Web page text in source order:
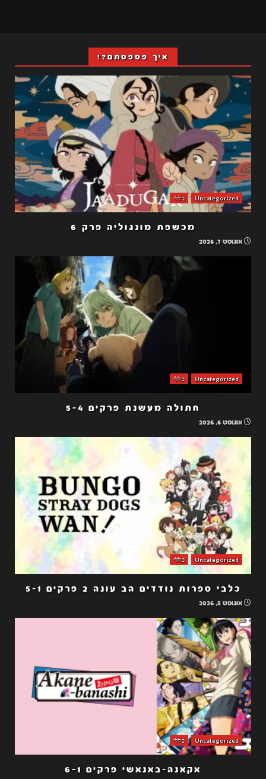
איך פספסתם?!
Uncategorized כללי
מכשפת מונגוליה פרק 6
אוגוסט 7, 2026
Uncategorized כללי
חתולה מעשנת פרקים 5-4
אוגוסט 6, 2026
Uncategorized כללי
כלבי ספרות נודדים הב עונה 2 פרקים 5-1
אוגוסט 5, 2026
Uncategorized כללי
אקאנה-באנאשי פרקים 6-1